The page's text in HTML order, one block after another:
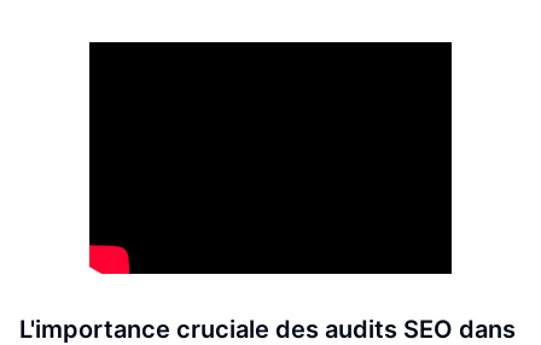
L'importance cruciale des audits SEO dans